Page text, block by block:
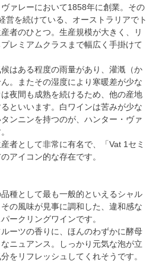
ァレーにおいて1858年に創業。その
営を続けている、オーストラリアでト
者のひとつ。生産規模が大きく、リ
レミアムクラスまで幅広く手掛けて
はある程度の雨量があり、灌漑（か
。またその湿度により寒暖差が少な
夜間も成熟を続けるため、他の産地
といいます。白ワインは苦みが少な
ンニンを持つのが、ハンター・ヴァ
者として非常に有名で、「Vat 1セミ
アイコン的な存在です。
種として最も一般的といえるシャル
の風味が見事に調和した、違和感な
ークリングワインです。
ーツの香りに、ほんのわずかに酵母
ニュアンス。しっかり元気な泡が立
をリフレッシュしてくれそうです。